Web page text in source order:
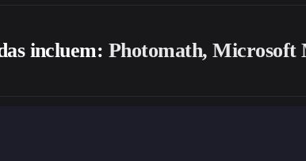
incluem: Photomath, Microsoft